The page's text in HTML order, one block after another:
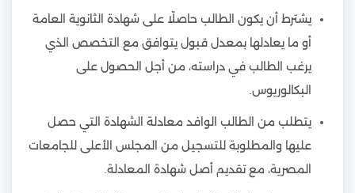
يشترط أن يكون الطالب حاصلًا على شهادة الثانوية العامة
أو ما يعادلها بمعدل قبول يتوافق مع التخصص الذي
يرغب الطالب في دراسته، من أجل الحصول على
البكالوريوس.
يتطلب من الطالب الوافد معادلة الشهادة التي حصل
عليها والمطلوبة للتسجيل من المجلس الأعلى للجامعات
المصرية، مع تقديم أصل شهادة المعادلة.